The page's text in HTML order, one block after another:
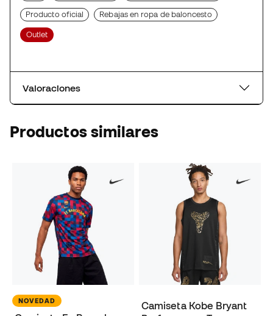
Producto oficial Rebajas en ropa de baloncesto
Outlet
Valoraciones
Productos similares
NOVEDAD
Camiseta Kobe Bryant